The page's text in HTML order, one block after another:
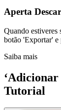
Aperta
Quando estiveres
botão 'Exportar' e
Saiba mais
‘Adicionar
Tutorial